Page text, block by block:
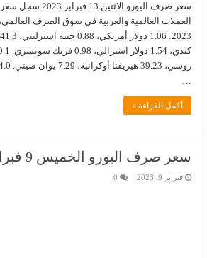
سعر صرف اليورو
…
أكمل القراءة »
سعر صرف اليورو الخميس 9 فبراير 2023
فبراير 9, 2023 0